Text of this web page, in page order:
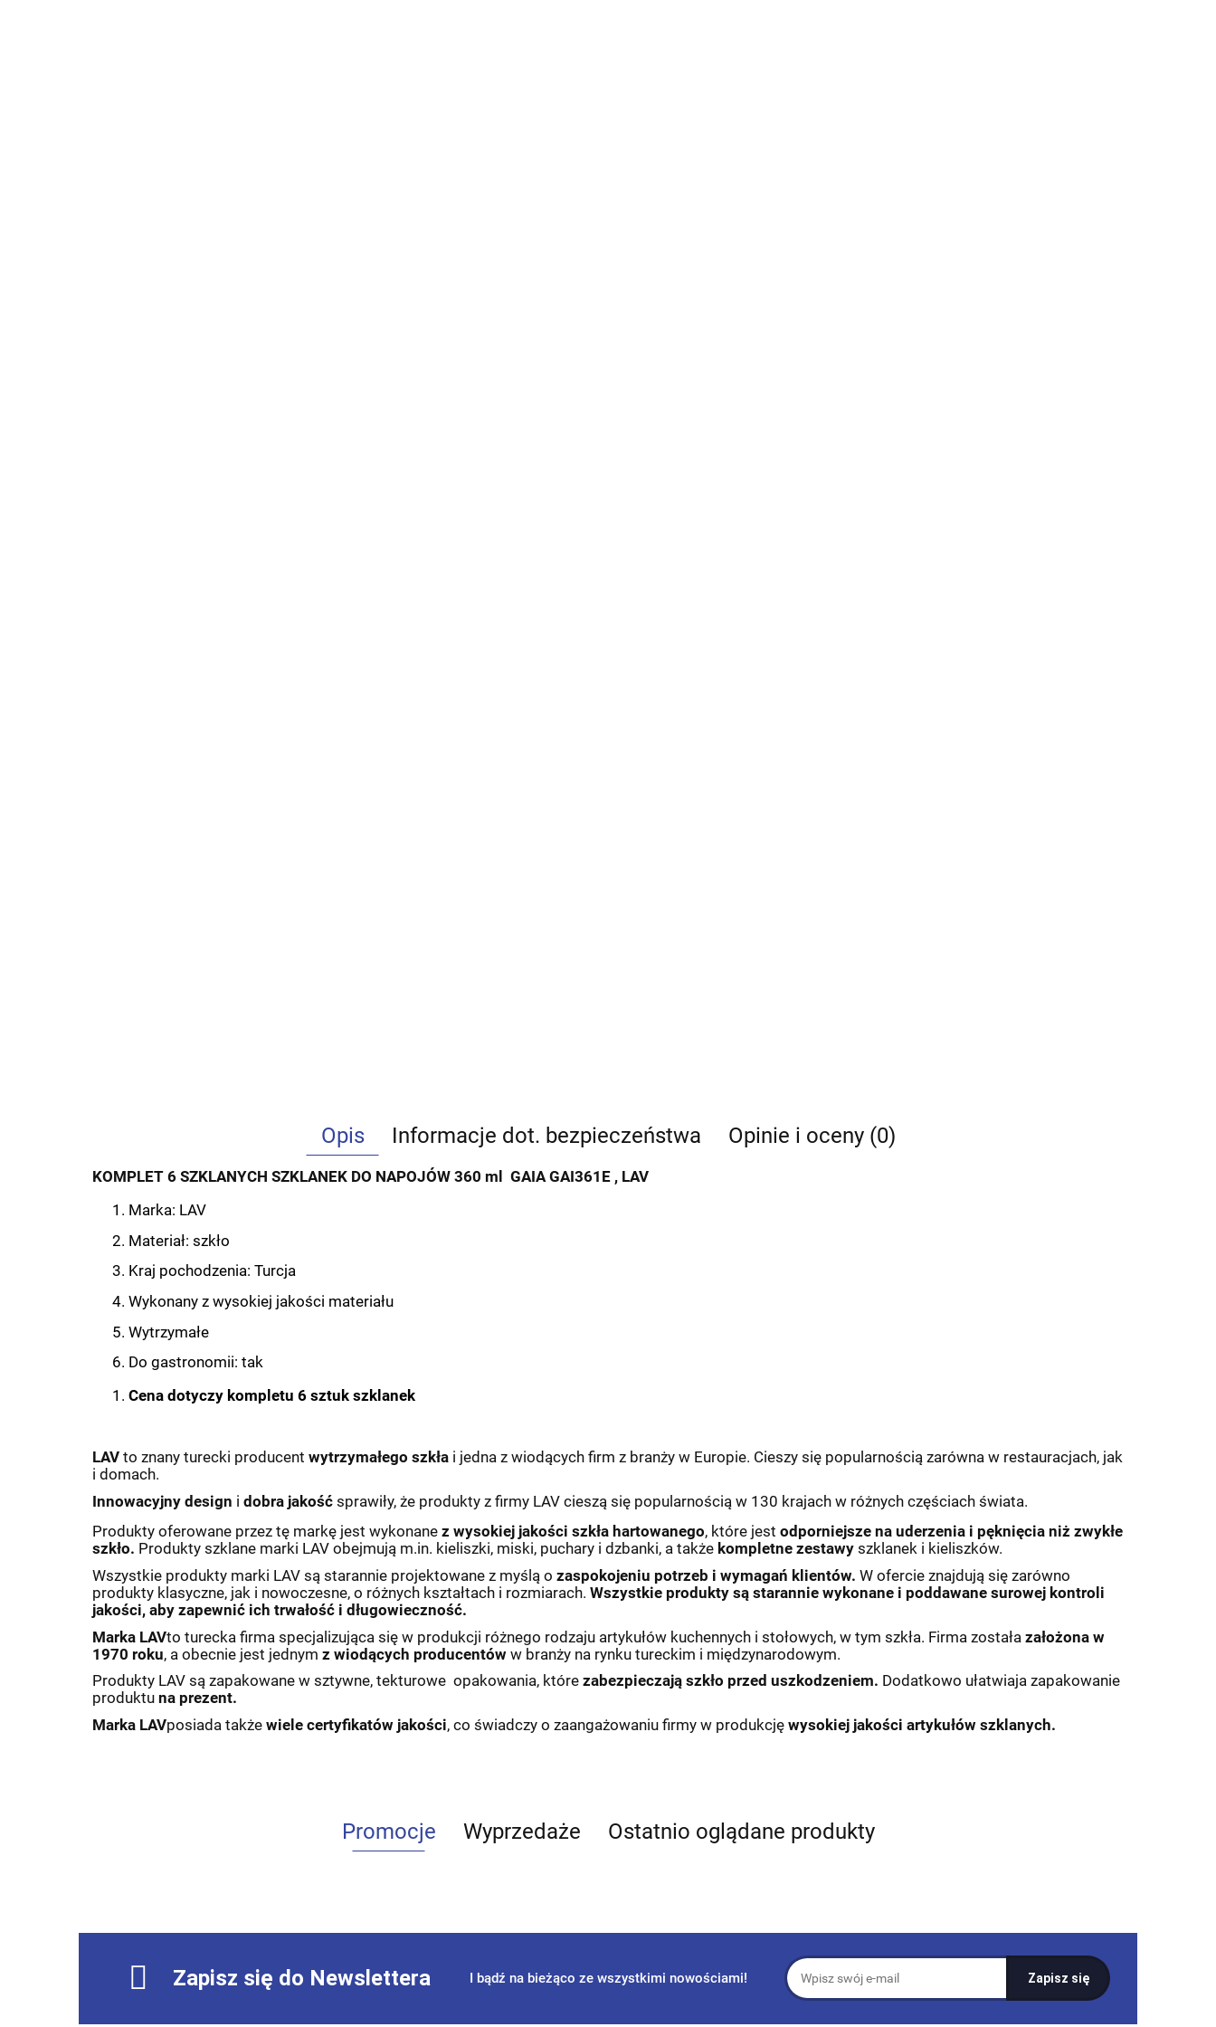
Opis Informacje dot. bezpieczeństwa Opinie i oceny (0)
KOMPLET 6 SZKLANYCH SZKLANEK DO NAPOJÓW 360 ml
GAIA GAI361E , LAV
Marka: LAV
Materiał: szkło
Kraj pochodzenia: Turcja
Wykonany z wysokiej jakości materiału
Wytrzymałe
Do gastronomii: tak
Cena dotyczy kompletu 6 sztuk szklanek
LAV to znany turecki producent wytrzymałego szkła i jedna z wiodących firm z branży w Europie. Cieszy się popularnością zarówna w restauracjach, jak
i domach.
Innowacyjny design i dobra jakość sprawiły, że produkty z firmy LAV cieszą się popularnością w 130 krajach w różnych częściach świata.
Produkty oferowane przez tę markę jest wykonane z wysokiej jakości szkła hartowanego, które jest odporniejsze na uderzenia i pęknięcia niż zwykłe
szkło. Produkty szklane marki LAV obejmują m.in. kieliszki, miski, puchary i dzbanki, a także kompletne zestawy szklanek i kieliszków.
Wszystkie produkty marki LAV są starannie projektowane z myślą o zaspokojeniu potrzeb i wymagań klientów. W ofercie znajdują się zarówno
produkty klasyczne, jak i nowoczesne, o różnych kształtach i rozmiarach. Wszystkie produkty są starannie wykonane i poddawane surowej kontroli
jakości, aby zapewnić ich trwałość i długowieczność.
Marka LAVto turecka firma specjalizująca się w produkcji różnego rodzaju artykułów kuchennych i stołowych, w tym szkła. Firma została założona w
1970 roku, a obecnie jest jednym z wiodących producentów w branży na rynku tureckim i międzynarodowym.
Produkty LAV są zapakowane w sztywne, tekturowe opakowania, które zabezpieczają szkło przed uszkodzeniem. Dodatkowo ułatwiaja zapakowanie
produktu na prezent.
Marka LAVposiada także wiele certyfikatów jakości, co świadczy o zaangażowaniu firmy w produkcję wysokiej jakości artykułów szklanych.
Promocje Wyprzedaże Ostatnio oglądane produkty
Zapisz się do Newslettera I bądź na bieżąco ze wszystkimi nowościami!